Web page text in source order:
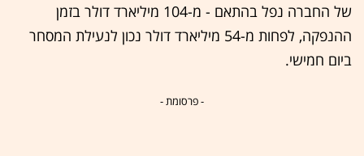
של החברה נפל בהתאם - מ-104 מיליארד דולר בזמן
ההנפקה, לפחות מ-54 מיליארד דולר נכון לנעילת המסחר
ביום חמישי.
- פרסומת -